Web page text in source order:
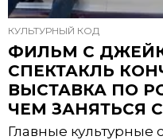
КУЛЬТУРНЫЙ КОД
ФИЛЬМ С
СПЕКТАКЛЬ
ВЫСТАВКА ПО
ЧЕМ ЗАНЯТЬСЯ
Главные культурные